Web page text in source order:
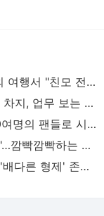
'김구라子' 그리, 할머니외 여행서 "친모 전라도에 잘 있어"…유튜브서 언급
"출근길 지하철서 두자리 차지, 업무 보는 100㎏ 남성…부딪히면 신경질"
'데뷔 10주년' 임영웅 "20여명의 팬들로 시작해 여기까지…진심 감사"
"내가 치매? 혼자 죽겠다"…깜빡깜빡하는 시모, 검사하라 하자 '발끈'
"난 20년 병수발했는데…'배다른 형제' 존재, 유산 절반 가져가나"